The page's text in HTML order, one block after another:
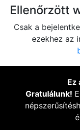
Ellenőrzött
Csak a
ezekhez az
Ez
Gratulálunk!